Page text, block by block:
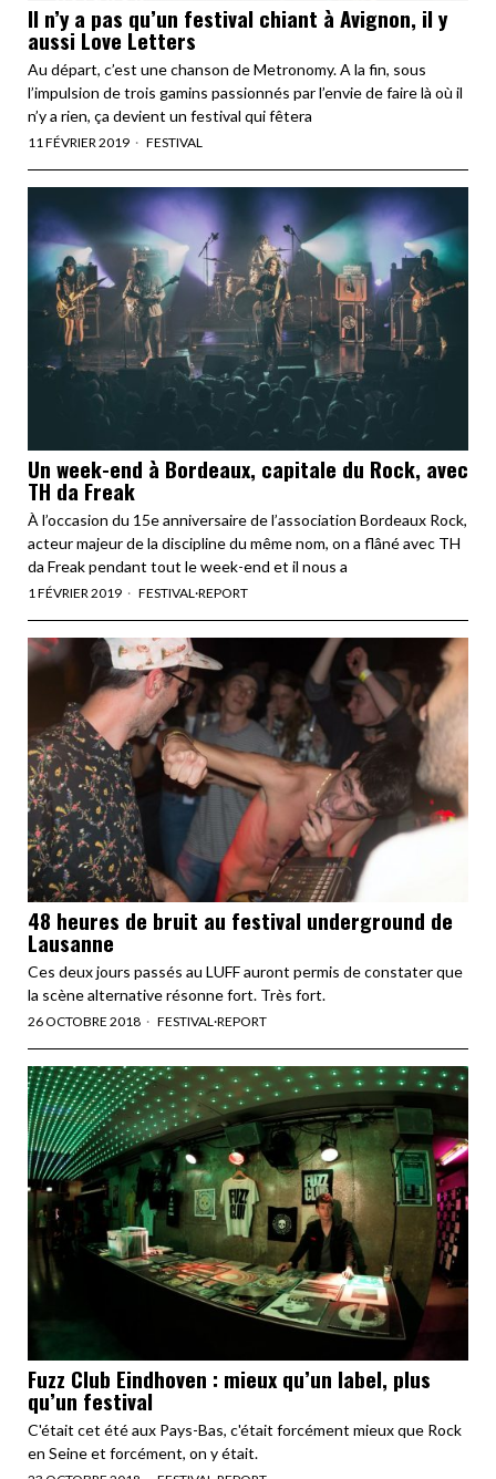
Il n’y a pas qu’un festival chiant à Avignon, il y
aussi Love Letters
Au départ, c’est une chanson de Metronomy. A la fin, sous
l’impulsion de trois gamins passionnés par l’envie de faire là où il
n’y a rien, ça devient un festival qui fêtera
11 FÉVRIER 2019 FESTIVAL
Un week-end à Bordeaux, capitale du Rock, avec
TH da Freak
À l’occasion du 15e anniversaire de l’association Bordeaux Rock,
acteur majeur de la discipline du même nom, on a flâné avec TH
da Freak pendant tout le week-end et il nous a
1 FÉVRIER 2019 FESTIVAL·REPORT
48 heures de bruit au festival underground de
Lausanne
Ces deux jours passés au LUFF auront permis de constater que
la scène alternative résonne fort. Très fort.
26 OCTOBRE 2018 FESTIVAL ·REPORT
Fuzz Club Eindhoven : mieux qu’un label, plus
qu’un festival
C'était cet été aux Pays-Bas, c'était forcément mieux que Rock
en Seine et forcément, on y était.